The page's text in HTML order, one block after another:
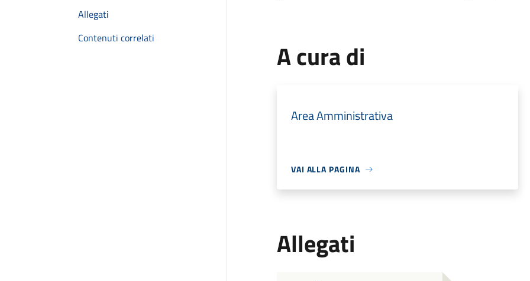
Allegati
Contenuti correlati
A cura di
Area Amministrativa
VAI ALLA PAGINA
Allegati